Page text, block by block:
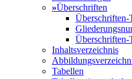
»Überschriften
Überschriften-
Überschriften-
Inhaltsverzeichnis
Tabellen